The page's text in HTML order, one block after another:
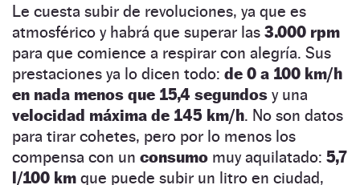
Le cuesta subir de revoluciones, ya que es
atmosférico y habrá que superar las 3.000 rpm
para que comience a respirar con alegría. Sus
prestaciones ya lo dicen todo: de 0 a 100 km/h
en nada menos que 15,4 segundos y una
velocidad máxima de 145 km/h. No son datos
para tirar cohetes, pero por lo menos los
compensa con un consumo muy aquilatado: 5,7
l/100 km que puede subir un litro en ciudad,